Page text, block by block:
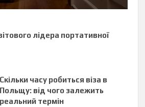
лідера портативної
Скільки часу робиться віза в
Польщу: від чого залежить
реальний термін